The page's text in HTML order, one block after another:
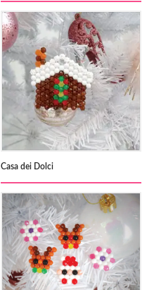
Casa dei Dolci